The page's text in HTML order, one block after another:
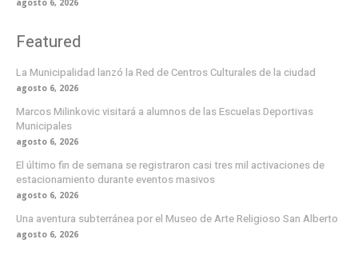
Featured
La Municipalidad lanzó la Red de Centros Culturales de la ciudad
agosto 6, 2026
Marcos Milinkovic visitará a alumnos de las Escuelas Deportivas
Municipales
agosto 6, 2026
El último fin de semana se registraron casi tres mil activaciones de
estacionamiento durante eventos masivos
agosto 6, 2026
Una aventura subterránea por el Museo de Arte Religioso San Alberto
agosto 6, 2026